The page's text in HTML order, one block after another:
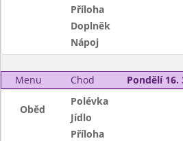
Příloha
Doplněk
Nápoj
Menu Chod Pondělí 16.
Oběd
Polévka
Jídlo
Příloha